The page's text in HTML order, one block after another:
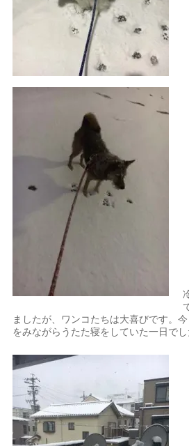
ましたが、ワンコたちは大喜びです。
をみながらうたた寝をしていた一日でし